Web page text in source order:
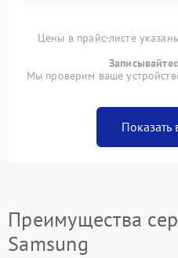
Цены в прайс-листе
Мы проверим ваше
Показать
Преимущества
Samsung